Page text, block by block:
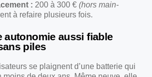
: 200 à 300 € (hors main-
à refaire plusieurs fois.
autonomie aussi fiable
piles
se plaignent d’une batterie qui